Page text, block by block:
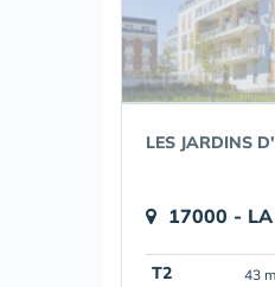
LES JARDINS
17000 - LA
T2 43 m